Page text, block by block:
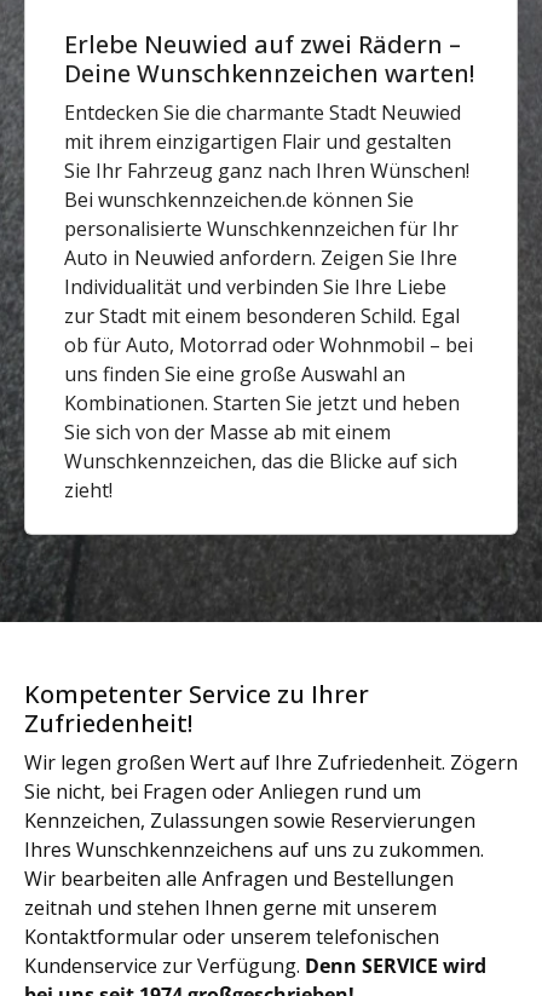
Erlebe Neuwied auf zwei Rädern –
Deine Wunschkennzeichen warten!
Entdecken Sie die charmante Stadt Neuwied
mit ihrem einzigartigen Flair und gestalten
Sie Ihr Fahrzeug ganz nach Ihren Wünschen!
Bei wunschkennzeichen.de können Sie
personalisierte Wunschkennzeichen für Ihr
Auto in Neuwied anfordern. Zeigen Sie Ihre
Individualität und verbinden Sie Ihre Liebe
zur Stadt mit einem besonderen Schild. Egal
ob für Auto, Motorrad oder Wohnmobil – bei
uns finden Sie eine große Auswahl an
Kombinationen. Starten Sie jetzt und heben
Sie sich von der Masse ab mit einem
Wunschkennzeichen, das die Blicke auf sich
zieht!
Kompetenter Service zu Ihrer
Zufriedenheit!
Wir legen großen Wert auf Ihre Zufriedenheit. Zögern
Sie nicht, bei Fragen oder Anliegen rund um
Kennzeichen, Zulassungen sowie Reservierungen
Ihres Wunschkennzeichens auf uns zu zukommen.
Wir bearbeiten alle Anfragen und Bestellungen
zeitnah und stehen Ihnen gerne mit unserem
Kontaktformular oder unserem telefonischen
Kundenservice zur Verfügung. Denn SERVICE wird